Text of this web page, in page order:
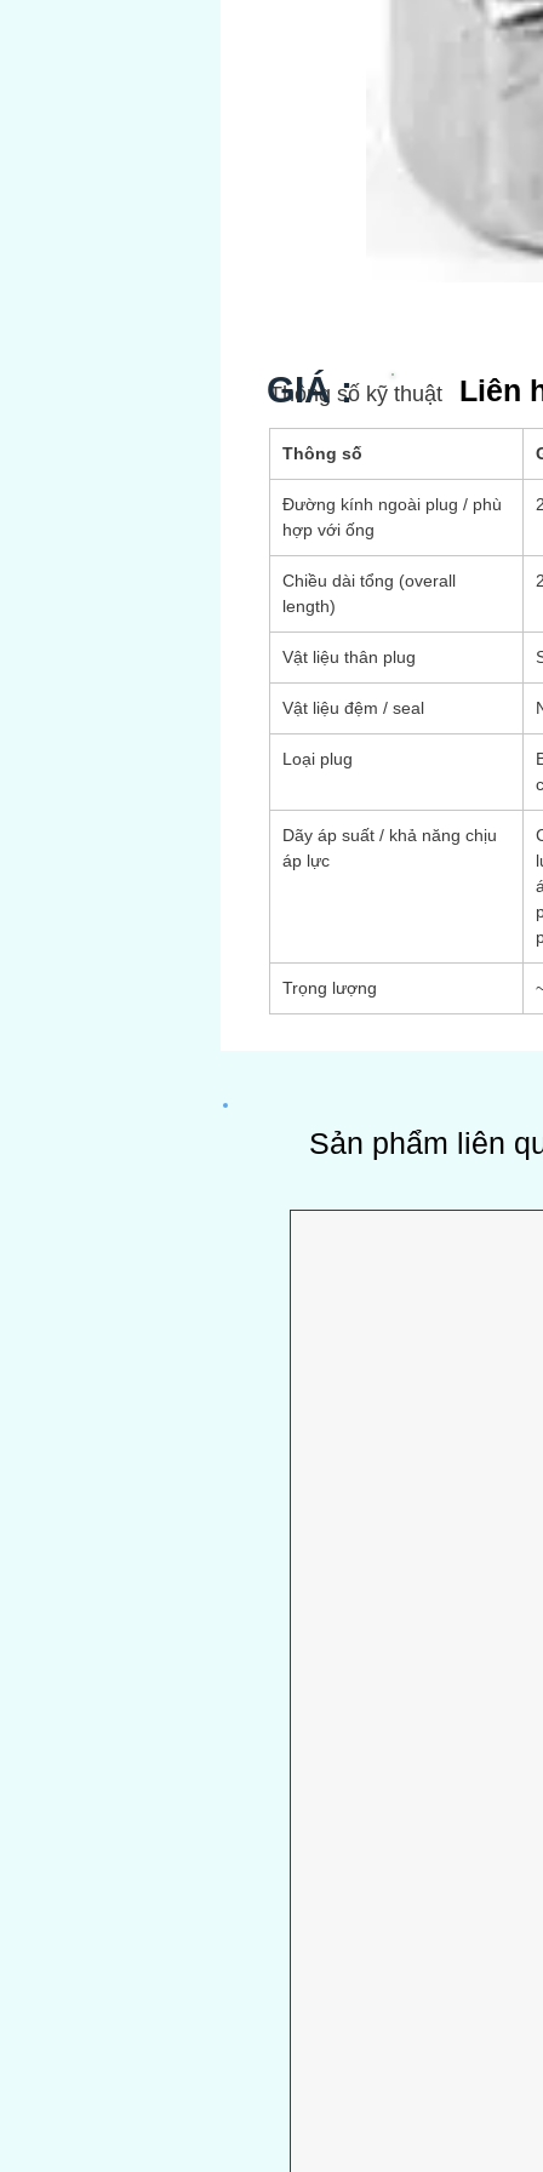
Thông số kỹ thuật
Thông số
Đường kính ngoài plug / phù
hợp với ống
Chiều dài tổng (overall
length)
Vật liệu thân plug
Vật liệu đệm / seal
Loại plug
Dãy áp suất / khả năng chịu
áp lực
Trọng lượng
Liên
GIÁ :
Sản phẩm liên